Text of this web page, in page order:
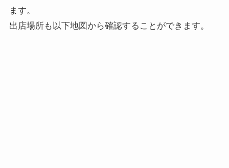
ます。
出店場所も以下地図から確認することができます。